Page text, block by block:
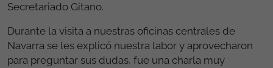
Secretariado Gitano.
Durante la visita a nuestras oficinas centrales de
Navarra se les explicó nuestra labor y aprovecharon
para preguntar sus dudas, fue una charla muy